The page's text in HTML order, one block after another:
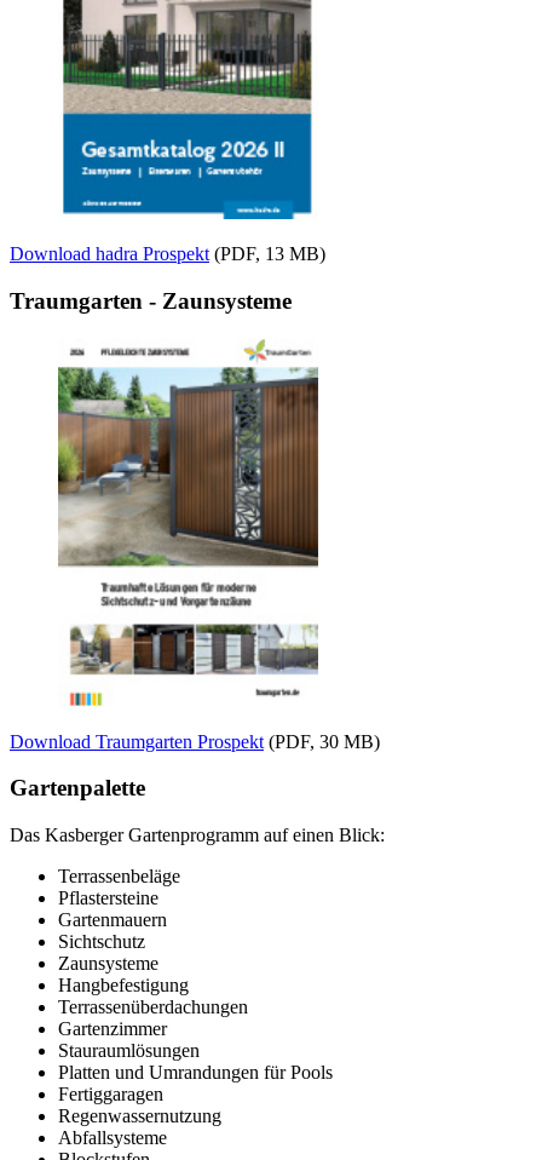
Download hadra Prospekt (PDF, 13 MB)
Traumgarten - Zaunsysteme
Download Traumgarten Prospekt (PDF, 30 MB)
Gartenpalette
Das Kasberger Gartenprogramm auf einen Blick:
Terrassenbeläge
Pflastersteine
Gartenmauern
Sichtschutz
Zaunsysteme
Hangbefestigung
Terrassenüberdachungen
Gartenzimmer
Stauraumlösungen
Platten und Umrandungen für Pools
Fertiggaragen
Regenwassernutzung
Abfallsysteme